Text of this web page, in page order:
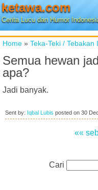
ketawa.com
Cerita Lucu dan Humor
Home » Teka-Teki / Tebakan
Semua hewan
apa?
Jadi banyak.
Sent by: Iqbal Lubis posted on 30
««
Cari